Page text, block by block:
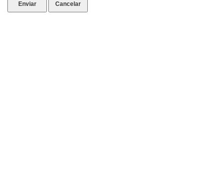
Enviar Cancelar